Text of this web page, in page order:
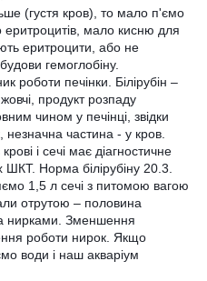
(густя кров), то мало п'ємо
мало кисню для
еритроцити, або не
гемоглобіну.
роботи печінки. Білірубін –
продукт розпаду
чином у печінці, звідки
частина - у кров.
і сечі має діагностичне
Норма білірубіну 20.3.
1,5 л сечі з питомою вагою
отрутою – половина
нирками. Зменшення
роботи нирок. Якщо
води і наш акваріум